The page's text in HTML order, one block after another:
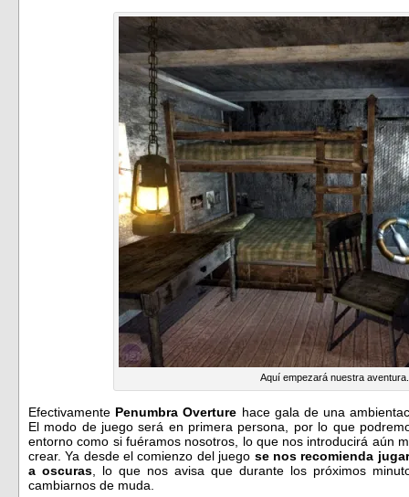
Aquí empezará nuestra
Efectivamente Penumbra Overture hace gala de una
El modo de juego será en primera persona, por lo que
entorno como si fuéramos nosotros, lo que nos introducirá aún
crear. Ya desde el comienzo del juego se nos recomienda
a oscuras , lo que nos avisa que durante los próximos
cambiarnos de muda.